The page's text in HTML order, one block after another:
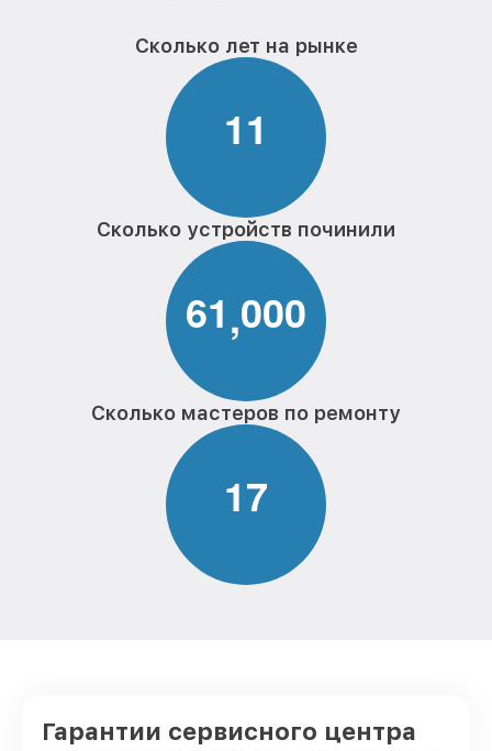
Сколько лет на рынке
11
Сколько устройств починили
61,000
Сколько мастеров по ремонту
17
Гарантии сервисного центра